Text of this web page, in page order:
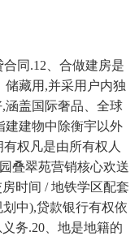
同.12、合做建房是
储藏用,并采用户内独
涵盖国际奢品、全球
建建物中除衡宇以外
权凡是由所有权人
叠翠苑营销核心欢送
时间 / 地铁学区配套
中),贷款银行有权依
务.20、地是地籍的